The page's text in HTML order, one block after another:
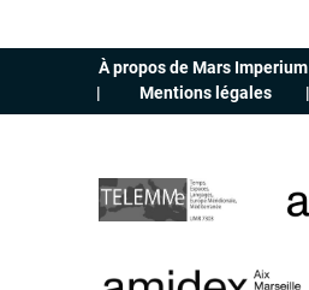
À propos de Mars Imperium
Mentions légales